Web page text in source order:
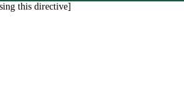
this directive]